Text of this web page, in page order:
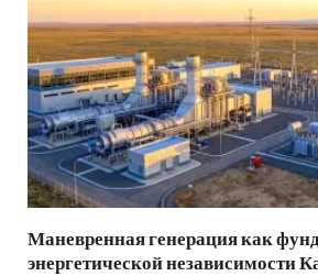
Маневренная генерация как
энергетической независимости